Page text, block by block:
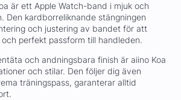
är ett Apple Watch-band i mjuk och
Den kardborreliknande stängningen
och justering av bandet för att
perfekt passform till handleden.
och andningsbara finish är aiino Koa
och stilar. Den följer dig även
träningspass, garanterar alltid